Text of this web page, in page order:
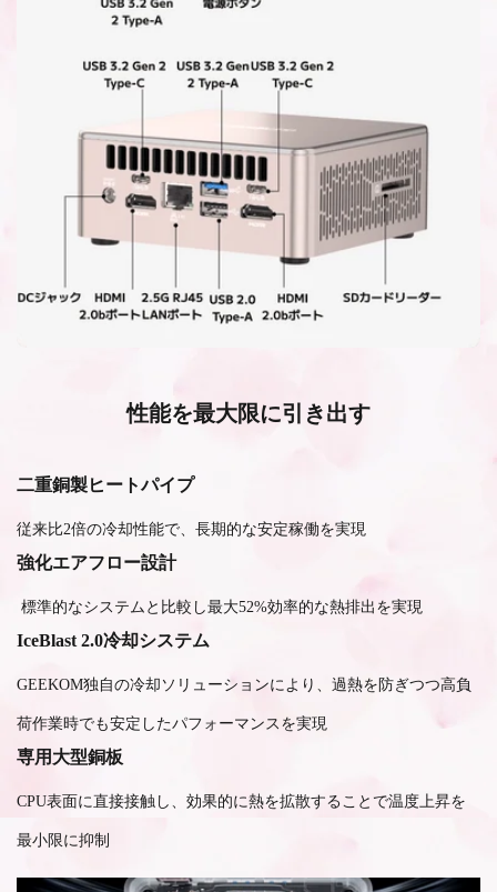
性能を最大限に引き出す
二重銅製ヒートパイプ
従来比2倍の冷却性能で、長期的な安定稼働を実現
強化エアフロー設計
標準的なシステムと比較し最大52%効率的な熱排出を実現
IceBlast 2.0冷却システム
GEEKOM独自の冷却ソリューションにより、過熱を防ぎつつ高負
荷作業時でも安定したパフォーマンスを実現
専用大型銅板
CPU表面に直接接触し、効果的に熱を拡散することで温度上昇を
最小限に抑制